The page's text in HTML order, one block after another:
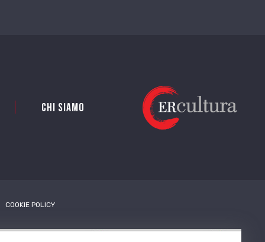
Chi siamo
COOKIE POLICY